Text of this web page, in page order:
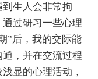
生人会非常拘
过研习一些心理
”后，我的交际能
，并在交流过程
显的心理活动，